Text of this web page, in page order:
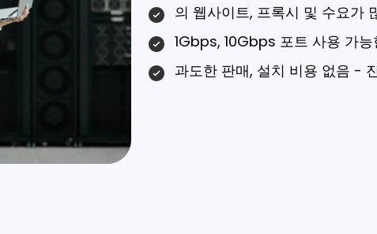
의 웹사이트, 프록시 및 수요가
1Gbps, 10Gbps 포트 사용 가
과도한 판매, 설치 비용 없음 -